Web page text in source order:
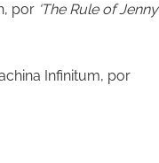
por ‘The Rule of Jenny
Infinitum, por